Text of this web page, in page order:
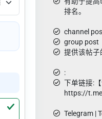
排名。
channel
group post
提供该帖子
:
下单链接:
https://
Telegram |